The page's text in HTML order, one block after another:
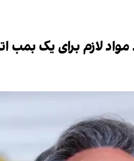
لازم برای یک بمب